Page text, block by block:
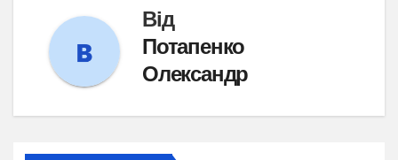
Від
Потапенко
Олександр